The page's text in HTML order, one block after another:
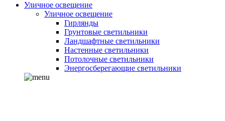
Уличное освещение
Уличное освещение
Гирлянды
Грунтовые светильники
Ландшафтные светильники
Настенные светильники
Потолочные светильники
Энергосберегающие светильники